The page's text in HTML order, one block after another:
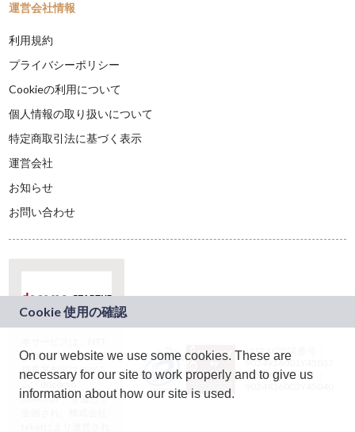
運営会社情報
利用規約
プライバシーポリシー
Cookieの利用について
個人情報の取り扱いについて
特定商取引法に基づく表示
運営会社
お知らせ
お問い合わせ
ドコモグループの新
規事業創出プログラ
ム「docomo
STARTUP」を通じて
JASRAC許諾番号：
9024936001Y45037
JASRAC許諾番号：
On our website we use some cookies. These are
necessary for our site to work properly and to give us
information about how our site is used.